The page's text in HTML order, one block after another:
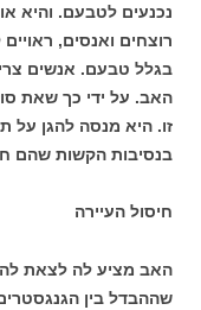
נכנעים לטבעם. והיא
רוצחים ואנסים,
בגלל טבעם. אנשים
האב. על ידי כך שאת
זו. היא מנסה להגן על
בנסיבות הקשות שהם
חיסול העיירה
האב מציע לה לצאת
שההבדל בין